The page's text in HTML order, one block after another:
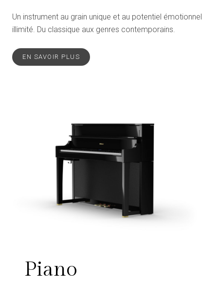
Un instrument au grain unique et au potentiel émotionnel
illimité. Du classique aux genres contemporains.
EN SAVOIR PLUS
Piano